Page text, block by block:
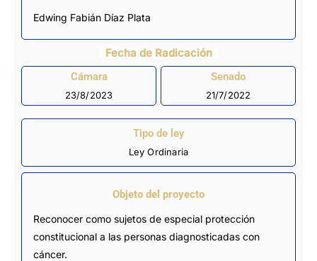
Edwing Fabián Díaz Plata
Fecha de Radicación
Cámara
23/8/2023
Senado
21/7/2022
Tipo de ley
Ley Ordinaria
Objeto del proyecto
Reconocer como sujetos de especial protección
constitucional a las personas diagnosticadas con
cáncer.